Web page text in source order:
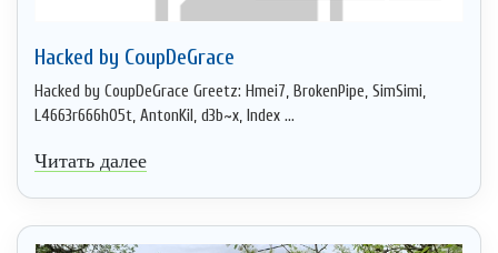
Hacked by CoupDeGrace
Hacked by CoupDeGrace Greetz: Hmei7, BrokenPipe, SimSimi,
L4663r666h05t, AntonKil, d3b~x, Index ...
Читать далее